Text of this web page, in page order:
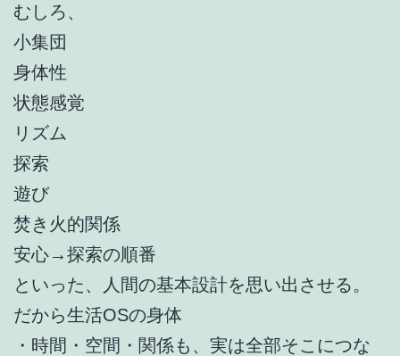
むしろ、
小集団
身体性
状態感覚
リズム
探索
遊び
焚き火的関係
安心→探索の順番
といった、人間の基本設計を思い出させる。
だから生活OSの身体
・時間・空間・関係も、実は全部そこにつな